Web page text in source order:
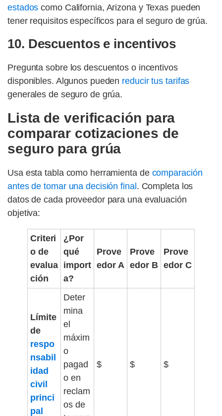
estados como California, Arizona y Texas pueden
tener requisitos específicos para el seguro de grúa.
10. Descuentos e incentivos
Pregunta sobre los descuentos o incentivos
disponibles. Algunos pueden reducir tus tarifas
generales de seguro de grúa.
Lista de verificación para
comparar cotizaciones de
seguro para grúa
Usa esta tabla como herramienta de comparación
antes de tomar una decisión final . Completa los
datos de cada proveedor para una evaluación
objetiva:
Criteri
o de
evalua
ción
¿Por
qué
import
a?
Prove
edor A
Prove
edor B
Prove
edor C
Límite
de
respo
nsabil
idad
civil
princi
pal
Deter
mina
el
máxim
o
pagad
o en
reclam
os de
$ $ $